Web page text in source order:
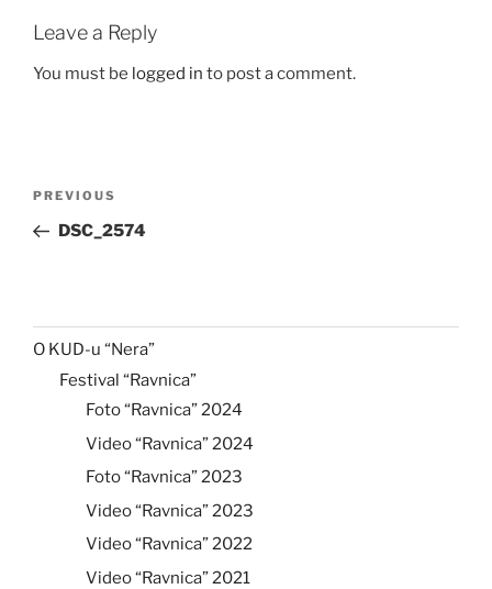
Leave a Reply
You must be logged in to post a comment.
Previous
Post
PREVIOUS
DSC_2574
O KUD-u “Nera”
Festival “Ravnica”
Foto “Ravnica” 2024
Video “Ravnica” 2024
Foto “Ravnica” 2023
Video “Ravnica” 2023
Video “Ravnica” 2022
Video “Ravnica” 2021